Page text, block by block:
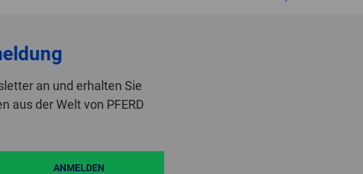
an und erhalten Sie
aus der Welt von PFERD
ANMELDEN